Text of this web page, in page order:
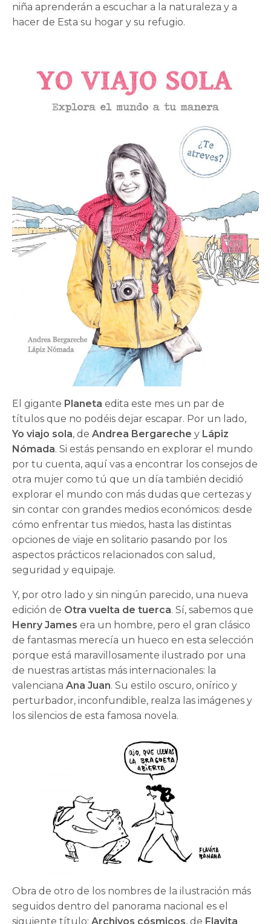
niña aprenderán a escuchar a la naturaleza y a
hacer de Esta su hogar y su refugio.
El gigante Planeta edita este mes un par de
títulos que no podéis dejar escapar. Por un lado,
Yo viajo sola, deAndrea Bergareche y Lápiz
Nómada. Si estás pensando en explorar el mundo
por tu cuenta, aquí vas a encontrar los consejos de
otra mujer como tú que un día también decidió
explorar el mundo con más dudas que certezas y
sin contar con grandes medios económicos: desde
cómo enfrentar tus miedos, hasta las distintas
opciones de viaje en solitario pasando por los
aspectos prácticos relacionados con salud,
seguridad y equipaje.
Y, por otro lado y sin ningún parecido, una nueva
edición de Otra vuelta de tuerca. Sí, sabemos que
Henry James era un hombre, pero el gran clásico
de fantasmas merecía un hueco en esta selección
porque está maravillosamente ilustrado por una
de nuestras artistas más internacionales: la
valenciana Ana Juan. Su estilo oscuro, onírico y
perturbador, inconfundible, realza las imágenes y
los silencios de esta famosa novela.
Obra de otro de los nombres de la ilustración más
seguidos dentro del panorama nacional es el
siguiente título:Archivos cósmicos, de Flavita